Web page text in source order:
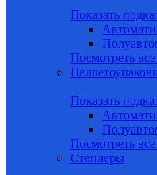
Показать
Посмотреть
Показать
Посмотреть
Степлеры